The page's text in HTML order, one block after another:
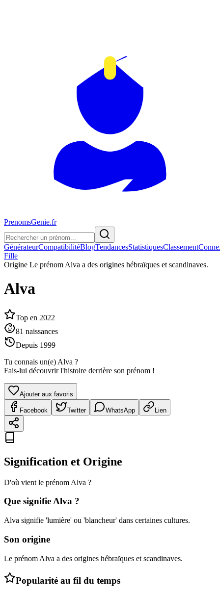
PrenomsGenie.fr
GénérateurCompatibilitéBlogTendancesStatistiquesClassement
Fille
Origine Le prénom Alva a des origines hébraïques et scandinaves.
Alva
Top en 2022
81 naissances
Depuis 1999
Tu connais un(e) Alva ?
Fais-lui découvrir l'histoire derrière son prénom !
Ajouter aux favoris
Facebook Twitter WhatsApp Lien
Signification et Origine
D'où vient le prénom Alva ?
Que signifieAlva ?
Alva signifie 'lumière' ou 'blancheur' dans certaines cultures.
Son origine
Le prénom Alva a des origines hébraïques et scandinaves.
Popularité au fil du temps